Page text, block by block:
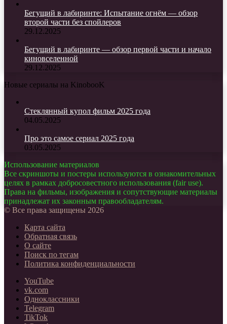
Бегущий в лабиринте: Испытание огнём — обзор
второй части без спойлеров
29.12.2025
Бегущий в лабиринте — обзор первой части и начало
киновселенной
29.12.2025
Новые сериалы на KinobooK
Стеклянный купол фильм 2025 года
04.05.2025
Про это самое сериал 2025 года
03.05.2025
Использование материалов
Все скриншоты и постеры используются в ознакомительных
целях в рамках добросовестного использования (fair use).
Права на фильмы, изображения и сопутствующие материалы
принадлежат их законным правообладателям.
© Все права защищены 2026
Карта сайта
Обратная связь
О сайте
Поиск по тегам
Политика конфиденциальности
YouTube
vk.com
Одноклассники
Telegram
TikTok